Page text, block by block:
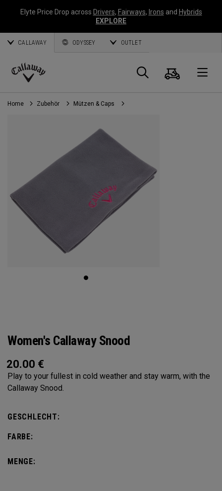
Elyte Price Drop across Drivers, Fairways, Irons and Hybrids
EXPLORE
CALLAWAY ODYSSEY OUTLET
Callaway
Golf
Suche
Home Zubehör Mützen & Caps
Women's Callaway Snood
20.00 €
Play to your fullest in cold weather and stay warm, with the
Callaway Snood.
GESCHLECHT:
FARBE:
MENGE: